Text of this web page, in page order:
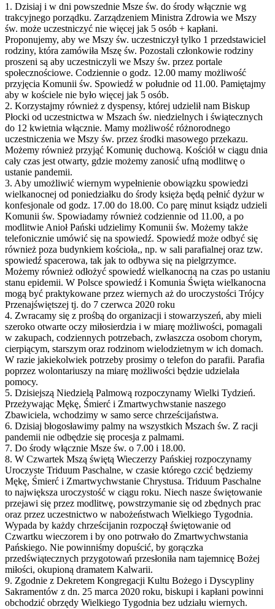
1. Dzisiaj i w dni powszednie Msze św. do środy włącznie wg
trakcyjnego porządku. Zarządzeniem Ministra Zdrowia we Mszy
św. może uczestniczyć nie więcej jak 5 osób + kapłani.
Proponujemy, aby we Mszy św. uczestniczył tylko 1 przedstawiciel
rodziny, która zamówiła Mszę św. Pozostali członkowie rodziny
proszeni są aby uczestniczyli we Mszy św. przez portale
społecznościowe. Codziennie o godz. 12.00 mamy możliwość
przyjęcia Komunii św. Spowiedź w południe od 11.00. Pamiętajmy
aby w kościele nie było więcej jak 5 osób.
2. Korzystajmy również z dyspensy, której udzielił nam Biskup
Płocki od uczestnictwa w Mszach św. niedzielnych i świątecznych
do 12 kwietnia włącznie. Mamy możliwość różnorodnego
uczestniczenia we Mszy św. przez środki masowego przekazu.
Możemy również przyjąć Komunię duchową. Kościół w ciągu dnia
cały czas jest otwarty, gdzie możemy zanosić ufną modlitwę o
ustanie pandemii.
3. Aby umożliwić wiernym wypełnienie obowiązku spowiedzi
wielkanocnej od poniedziałku do środy księża będą pełnić dyżur w
konfesjonale od godz. 17.00 do 18.00. Co parę minut ksiądz udzieli
Komunii św. Spowiadamy również codziennie od 11.00, a po
modlitwie Anioł Pański udzielimy Komunii św. Możemy także
telefonicznie umówić się na spowiedź. Spowiedź może odbyć się
również poza budynkiem kościoła,, np. w sali parafialnej oraz tzw.
spowiedź spacerowa, tak jak to odbywa się na pielgrzymce.
Możemy również odłożyć spowiedź wielkanocną na czas po ustaniu
stanu epidemii. W Polsce spowiedź i Komunia Święta wielkanocna
mogą być praktykowane przez wiernych aż do uroczystości Trójcy
Przenajświętszej tj. do 7 czerwca 2020 roku
4. Zwracamy się z prośbą do organizacji i stowarzyszeń, aby mieli
szeroko otwarte oczy miłosierdzia i w miarę możliwości, pomagali
w zakupach, codziennych potrzebach, zwłaszcza osobom chorym,
cierpiącym, starszym oraz rodzinom wielodzietnym w ich domach.
W razie jakiekolwiek potrzeby prosimy o telefon do parafii. Parafia
poprzez wolontariuszy na miarę możliwości będzie udzielała
pomocy.
5. Dzisiejszą Niedzielą Palmową rozpoczynamy Wielki Tydzień.
Przeżywając Mękę, Śmierć i Zmartwychwstanie naszego
Zbawiciela, wchodzimy w samo serce chrześcijaństwa.
6. Dzisiaj błogosławimy palmy na wszystkich Mszach św. Z racji
pandemii nie odbędzie się procesja z palmami.
7. Do środy włącznie Msze św. o 7.00 i 18.00.
8. W Czwartek Mszą świętą Wieczerzy Pańskiej rozpoczynamy
Uroczyste Triduum Paschalne, w czasie którego czcić będziemy
Mękę, Śmierć i Zmartwychwstanie Chrystusa. Triduum Paschalne
to największa uroczystość w ciągu roku. Niech nasze świętowanie
przejawi się przez modlitwę, powstrzymanie się od zbędnych prac
oraz przez uczestnictwo w nabożeństwach Wielkiego Tygodnia.
Wypada by każdy chrześcijanin rozpoczął świętowanie od
Czwartku wieczorem i by ono potrwało do Zmartwychwstania
Pańskiego. Nie powinniśmy dopuścić, by gorączka
przedświątecznych przygotowań przesłoniła nam tajemnicę Bożej
miłości, okupioną dramatem Kalwarii.
9. Zgodnie z Dekretem Kongregacji Kultu Bożego i Dyscypliny
Sakramentów z dn. 25 marca 2020 roku, biskupi i kapłani powinni
obchodzić obrzędy Wielkiego Tygodnia bez udziału wiernych.